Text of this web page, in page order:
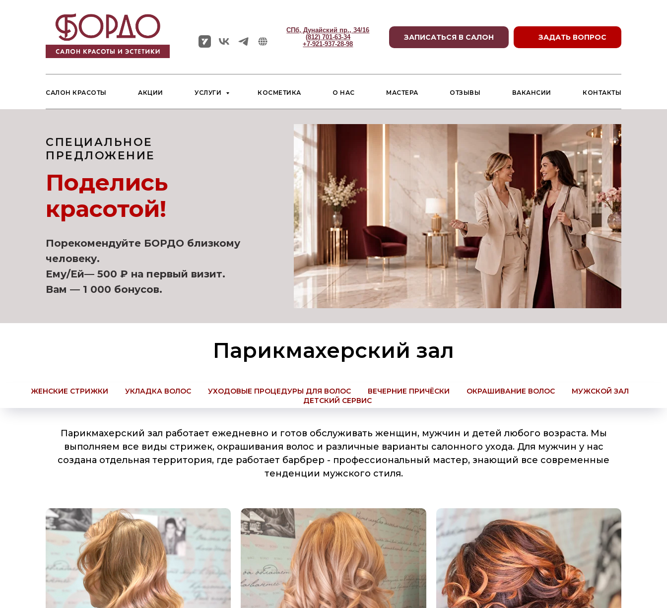
СПб, Дунайский пр., 34/16
(812) 701-63-34
+7-921-937-28-98
ЗАПИСАТЬСЯ В САЛОН ЗАДАТЬ ВОПРОС
САЛОН КРАСОТЫ АКЦИИ УСЛУГИ КОСМЕТИКА О НАС МАСТЕРА ОТЗЫВЫ ВАКАНСИИ КОНТАКТЫ
СПЕЦИАЛЬНОЕ
ПРЕДЛОЖЕНИЕ
Поделись
красотой!
Порекомендуйте БОРДО близкому
человеку.
Ему/Ей— 500 ₽ на первый визит.
Вам — 1 000 бонусов.
Парикмахерский зал
ЖЕНСКИЕ СТРИЖКИ УКЛАДКА ВОЛОС УХОДОВЫЕ ПРОЦЕДУРЫ ДЛЯ ВОЛОС ВЕЧЕРНИЕ ПРИЧЁСКИ ОКРАШИВАНИЕ ВОЛОС
МУЖСКОЙ ЗАЛ
ДЕТСКИЙ СЕРВИС
Парикмахерский зал работает ежедневно и готов обслуживать женщин, мужчин и детей любого возраста. Мы
выполняем все виды стрижек, окрашивания волос и различные варианты салонного ухода. Для мужчин у нас
создана отдельная территория, где работает барбрер - профессиональный мастер, знающий все современные
тенденции мужского стиля.